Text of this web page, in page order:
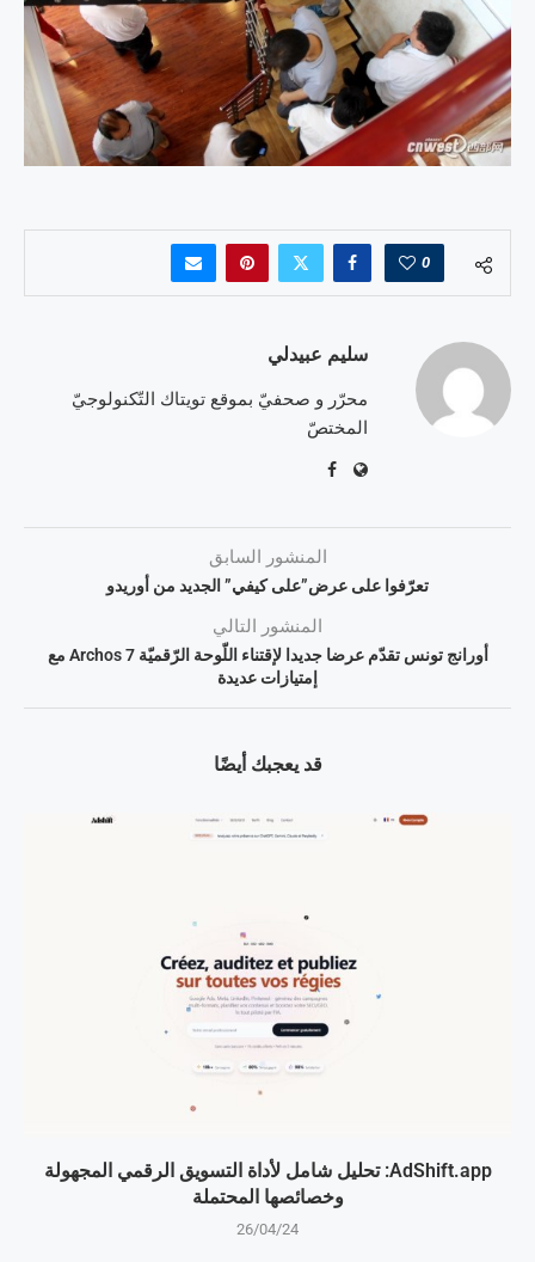
0
سليم عبيدلي
محرّر و صحفيّ بموقع تويتاك التّكنولوجيّ
المختصّ
المنشور السابق
تعرّفوا على عرض”على كيفي” الجديد من أوريدو
المنشور التالي
أورانج تونس تقدّم عرضا جديدا لإقتناء اللّوحة الرّقميّة Archos 7 مع
إمتيازات عديدة
قد يعجبك أيضًا
AdShift.app: تحليل شامل لأداة التسويق الرقمي المجهولة
وخصائصها المحتملة
26/04/24